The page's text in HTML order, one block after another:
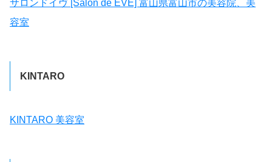
サロンドイヴ [Salon de EVE] 富山県富山市の美容院、美
容室
KINTARO
KINTARO 美容室